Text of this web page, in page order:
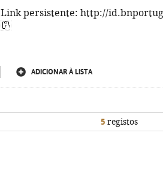
Link persistente: http://
ADICIONAR À LISTA
5 registos